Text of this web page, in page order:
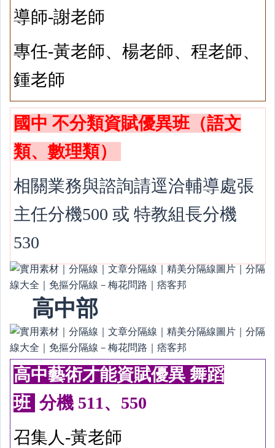
導師-謝老師
專任-黃老師、楊老師、程老師、
鍾老師
國中 不分類資賦優異班（語文
類、數理類）
相關業務與諮詢請逕洽輔導處張
主任分機500 或 特教組長分機
530
高中部
高中藝術才能資賦優異 舞蹈
班 分機 511、550
召集人-黃老師